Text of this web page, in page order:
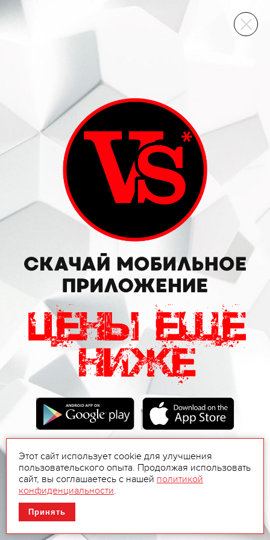
ВИННЫЙ СКЛАД
Этот сайт использует cookie для улучшения
пользовательского опыта. Продолжая использовать
сайт, вы соглашаетесь с нашей политикой
конфиденциальности.
Принять